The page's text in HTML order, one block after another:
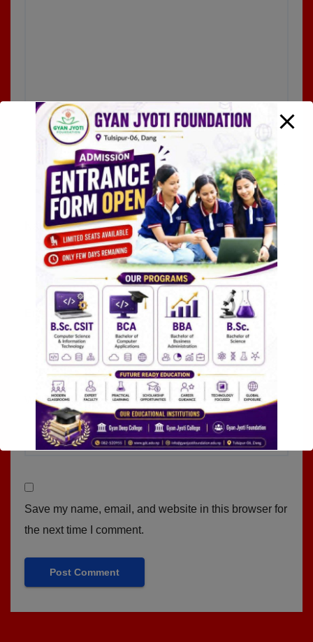
Name*
Email*
Website
Save my name, email, and website in this browser for
the next time I comment.